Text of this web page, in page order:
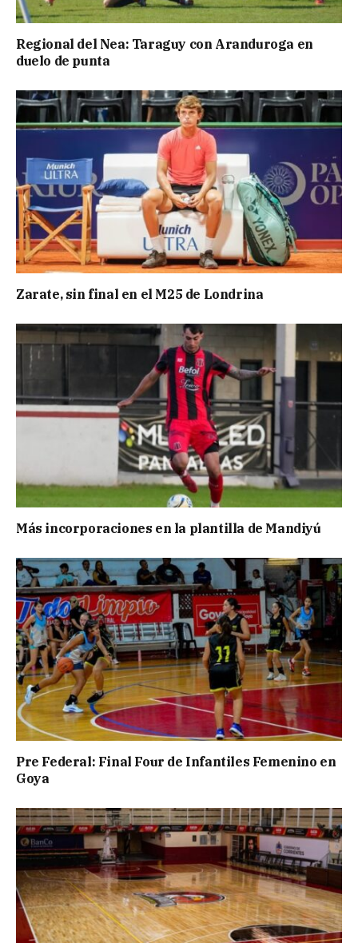
Regional del Nea: Taraguy con Aranduroga en
duelo de punta
Zarate, sin final en el M25 de Londrina
Más incorporaciones en la plantilla de Mandiyú
Pre Federal: Final Four de Infantiles Femenino en
Goya